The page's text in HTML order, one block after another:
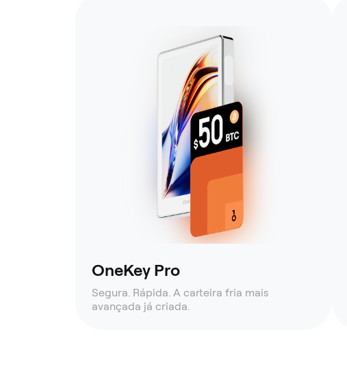
OneKey Pro
Segura. Rápida. A carteira fria mais
avançada já criada.